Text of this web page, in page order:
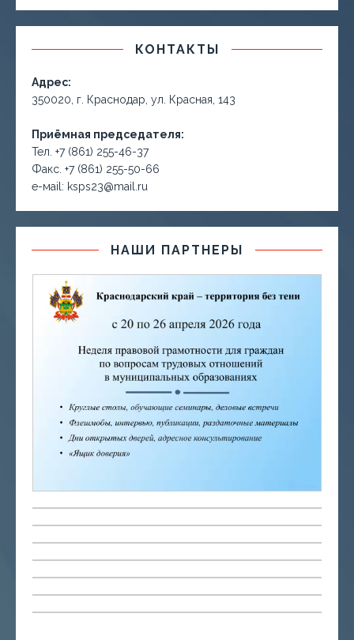
КОНТАКТЫ
Адрес:
350020, г. Краснодар, ул. Красная, 143
Приёмная председателя:
Тел. +7 (861) 255-46-37
Факс. +7 (861) 255-50-66
е-маil: ksps23@mail.ru
НАШИ ПАРТНЕРЫ